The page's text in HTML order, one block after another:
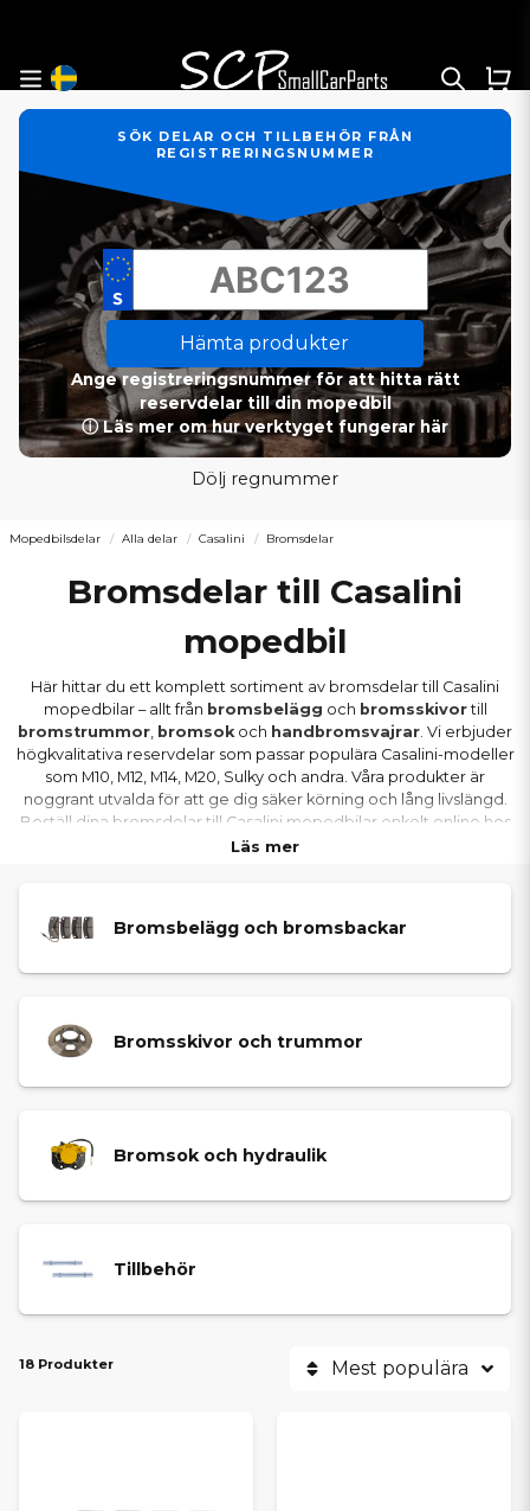
SÖK DELAR OCH TILLBEHÖR FRÅN
REGISTRERINGSNUMMER
Hämta produkter
Ange registreringsnummer för att hitta rätt
reservdelar till din mopedbil
ⓘ Läs mer om hur verktyget fungerar här
Dölj regnummer
Mopedbilsdelar Alla delar Casalini Bromsdelar
Bromsdelar till Casalini
mopedbil
Här hittar du ett komplett sortiment av bromsdelar till Casalini
mopedbilar – allt från bromsbelägg och bromsskivortill
bromstrummor, bromsokoch handbromsvajrar. Vi erbjuder
högkvalitativa reservdelar som passar populära Casalini-modeller
som M10, M12, M14, M20, Sulky och andra. Våra produkter är
noggrant utvalda för att ge dig säker körning och lång livslängd.
Beställ dina bromsdelar till Casalini mopedbilar enkelt online hos
oss – med snabba leveranser över hela Sverige och alltid till
Läs mer
Bromsbelägg och bromsbackar
Bromsskivor och trummor
Bromsok och hydraulik
Tillbehör
18 Produkter Mest populära